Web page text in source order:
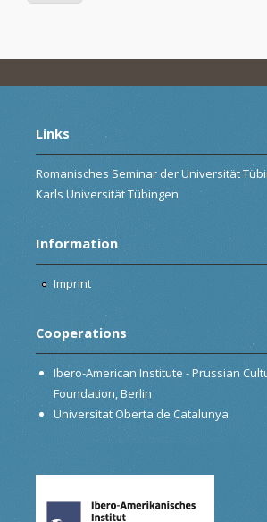
Links
Romanisches Seminar der Universität
Karls Universität Tübingen
Information
Imprint
Cooperations
Ibero-American Institute - Prussian
Foundation, Berlin
Universitat Oberta de Catalunya